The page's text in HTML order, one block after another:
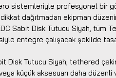
sistemleriyle profesyonel bir
dağıtmadan ekipman
Sabit Disk Tutucu Siyah, tüm
entegre çalışacak şekilde
Disk Tutucu Siyah; tethered
küçük aksesuarı daha düzenli